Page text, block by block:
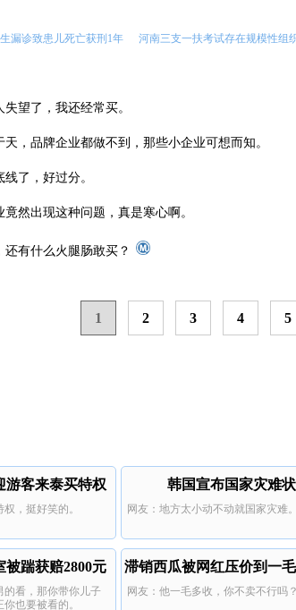
漏诊致患儿死亡获刑1年 河南三支一扶考试存在规模性组
望了，我还经常买。
，品牌企业都做不到，那些小企业可想而知。
了，好过分。
然出现这种问题，真是寒心啊。
还有什么火腿肠敢买？
1 2 3 4 5
游客来泰买特权
，挺好笑的。
韩国宣布国家灾难
网友：地方太小动不动就国家灾难。
被踹获赔2800元
的看，那你带你儿子
也要被看的。
滞销西瓜被网红压价到一
网友：他一毛多收，你不卖不行吗？